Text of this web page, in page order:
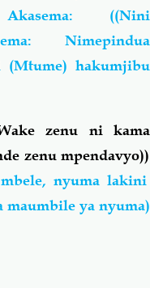
((Nini
Nimepindua
(Mtume) hakumjibu
zenu ni kama
zenu mpendavyo))
nyuma lakini
maumbile ya nyuma)